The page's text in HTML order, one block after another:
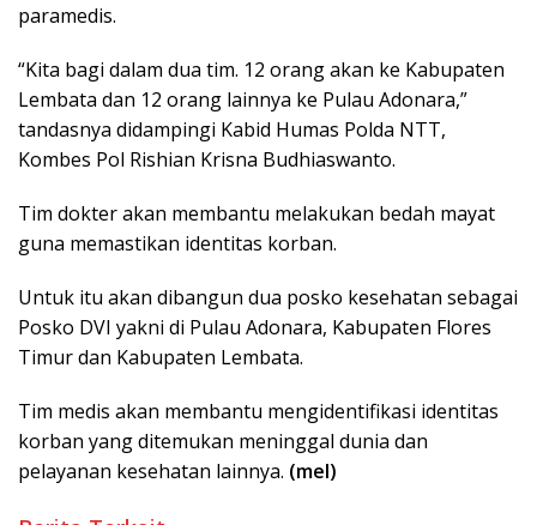
paramedis.
“Kita bagi dalam dua tim. 12 orang akan ke Kabupaten
Lembata dan 12 orang lainnya ke Pulau Adonara,”
tandasnya didampingi Kabid Humas Polda NTT,
Kombes Pol Rishian Krisna Budhiaswanto.
Tim dokter akan membantu melakukan bedah mayat
guna memastikan identitas korban.
Untuk itu akan dibangun dua posko kesehatan sebagai
Posko DVI yakni di Pulau Adonara, Kabupaten Flores
Timur dan Kabupaten Lembata.
Tim medis akan membantu mengidentifikasi identitas
korban yang ditemukan meninggal dunia dan
pelayanan kesehatan lainnya. (mel)